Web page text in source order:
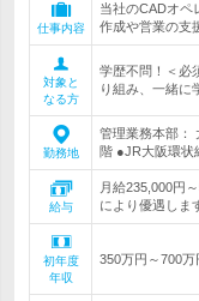
仕事内容
当社のCADオペ
作成や営業の支
対象と
なる方
学歴不問！＜必
り組み、一緒に
勤務地
管理業務本部：
階 ●JR大阪環状
給与
月給235,000円
により優遇しま
初年度
年収
350万円～700万